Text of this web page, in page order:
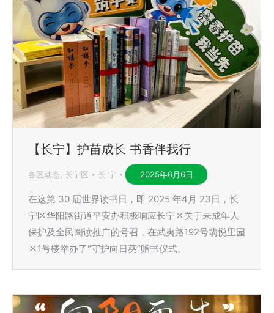
【长宁】护苗成长 书香伴我行
各区动态 长宁区 长 宁 2025年6月6日
在这第 30 届世界读书日，即 2025 年4月 23日，长
宁区华阳路街道平安办积极响应长宁区关于未成年人
保护及全民阅读推广的号召，在武夷路192号翡悦里园
区1号楼举办了“守护向日葵”赠书仪式。